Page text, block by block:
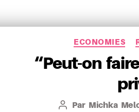
ECONOMIES
“Peut-on
Auteur
Par Michka